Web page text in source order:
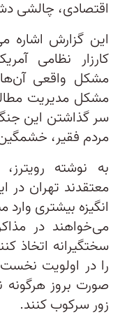
اقتصادی، چالشی
این گزارش اشاره
کارزار نظامی
مشکل واقعی آن‌ها
مشکل مدیریت
سر گذاشتن این
مردم فقیر،
به نوشته
معتقدند تهران در
انگیزه بیشتری
می‌خواهند در
سختگیرانه اتخاذ
را در اولویت نخست
صورت بروز هرگونه
زور سرکوب کنند.